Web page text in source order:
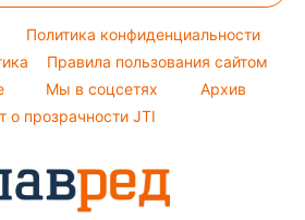
Тана
Политика конфиденциальности
Правила пользования сайтом
Мы в соцсетях
Архив
о прозрачности JTI